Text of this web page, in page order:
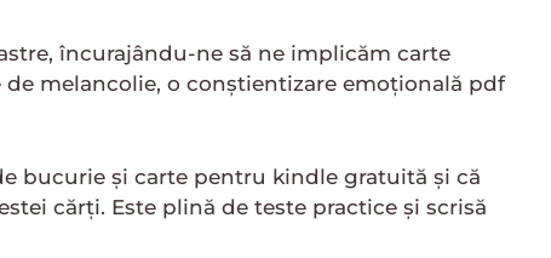
încurajându-ne să ne implicăm carte
melancolie, o conștientizare emoțională pdf
bucurie și carte pentru kindle gratuită și că
cărți. Este plină de teste practice și scrisă